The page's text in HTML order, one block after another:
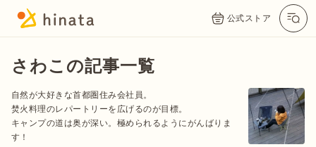
公式ストア
さわこの記事一覧
自然が大好きな首都圏住み会社員。
焚火料理のレパートリーを広げるのが目標。
キャンプの道は奥が深い。極められるようにがんばりま
す！